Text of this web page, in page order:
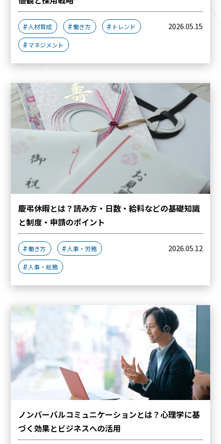
人材育成 働き方 トレンド
マネジメント
2026.05.15
慶弔休暇とは？読み方・日数・給料などの基礎知識
と制度・申請のポイント
働き方 人事・労務
人事・総務
2026.05.12
ノンバーバルコミュニケーションとは？心理学に基
づく効果とビジネスへの活用